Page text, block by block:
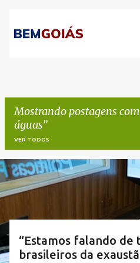
Mostrando postagens
águas
VER TODOS
P
o
s
t
“Estamos falando
brasileiros da